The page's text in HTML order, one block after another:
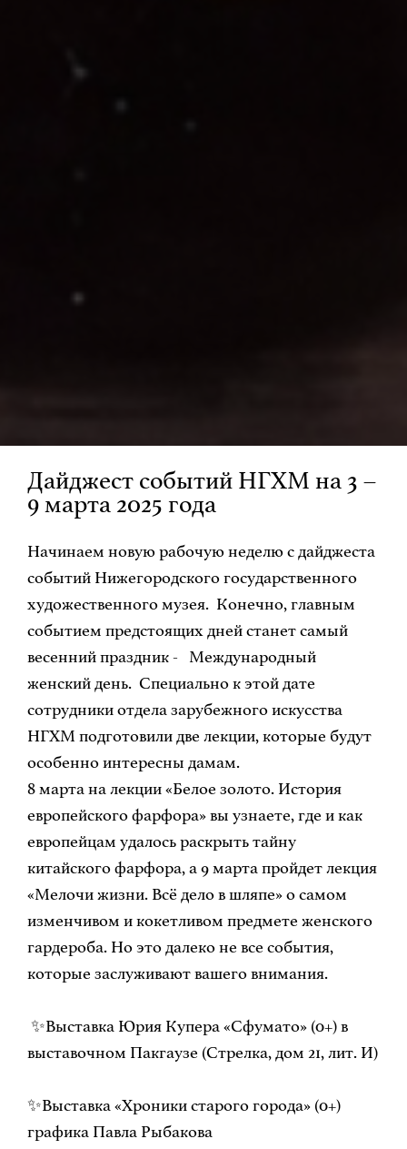
Дайджест событий НГХМ на 3 –
9 марта 2025 года
Начинаем новую рабочую неделю с дайджеста
событий Нижегородского государственного
художественного музея. Конечно, главным
событием предстоящих дней станет самый
весенний праздник - Международный
женский день. Специально к этой дате
сотрудники отдела зарубежного искусства
НГХМ подготовили две лекции, которые будут
особенно интересны дамам.
8 марта на лекции «Белое золото. История
европейского фарфора» вы узнаете, где и как
европейцам удалось раскрыть тайну
китайского фарфора, а 9 марта пройдет лекция
«Мелочи жизни. Всё дело в шляпе» о самом
изменчивом и кокетливом предмете женского
гардероба. Но это далеко не все события,
которые заслуживают вашего внимания.
✨Выставка Юрия Купера «Сфумато» (0+) в
выставочном Пакгаузе (Стрелка, дом 21, лит. И)
✨Выставка «Хроники старого города» (0+)
графика Павла Рыбакова